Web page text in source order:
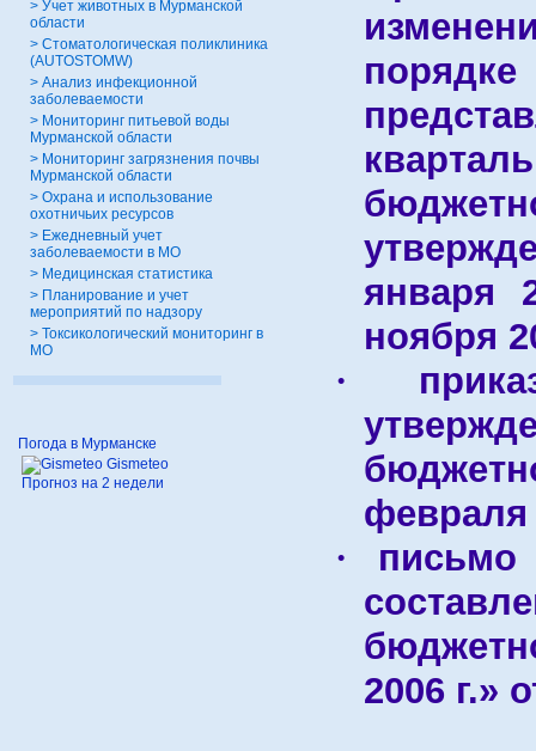
> Учет животных в Мурманской
области
> Стоматологическая поликлиника
(AUTOSTOMW)
> Анализ инфекционной
заболеваемости
> Мониторинг питьевой воды
Мурманской области
> Мониторинг загрязнения почвы
Мурманской области
> Охрана и использование
охотничьих ресурсов
> Ежедневный учет
заболеваемости в МО
> Медицинская статистика
> Планирование и учет
мероприятий по надзору
> Токсикологический мониторинг в
МО
Погода в Мурманске
Gismeteo
Прогноз на 2 недели
января
ноября
·
·
2006 г.»